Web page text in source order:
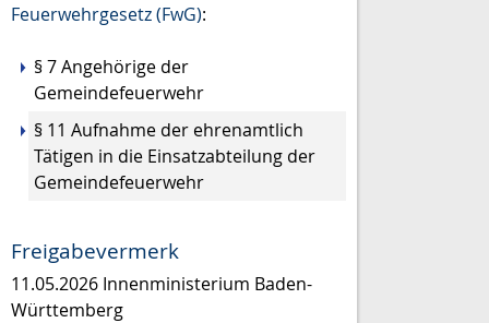
Feuerwehrgesetz (FwG):
§ 7 Angehörige der
Gemeindefeuerwehr
§ 11 Aufnahme der ehrenamtlich
Tätigen in die Einsatzabteilung der
Gemeindefeuerwehr
Freigabevermerk
11.05.2026 Innenministerium Baden-
Württemberg